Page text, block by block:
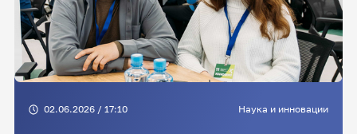
02.06.2026 / 17:10 Наука и инновации